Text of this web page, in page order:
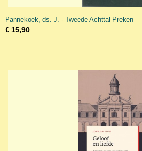
Pannekoek, ds. J. - Tweede Achttal Preken
€ 15,90